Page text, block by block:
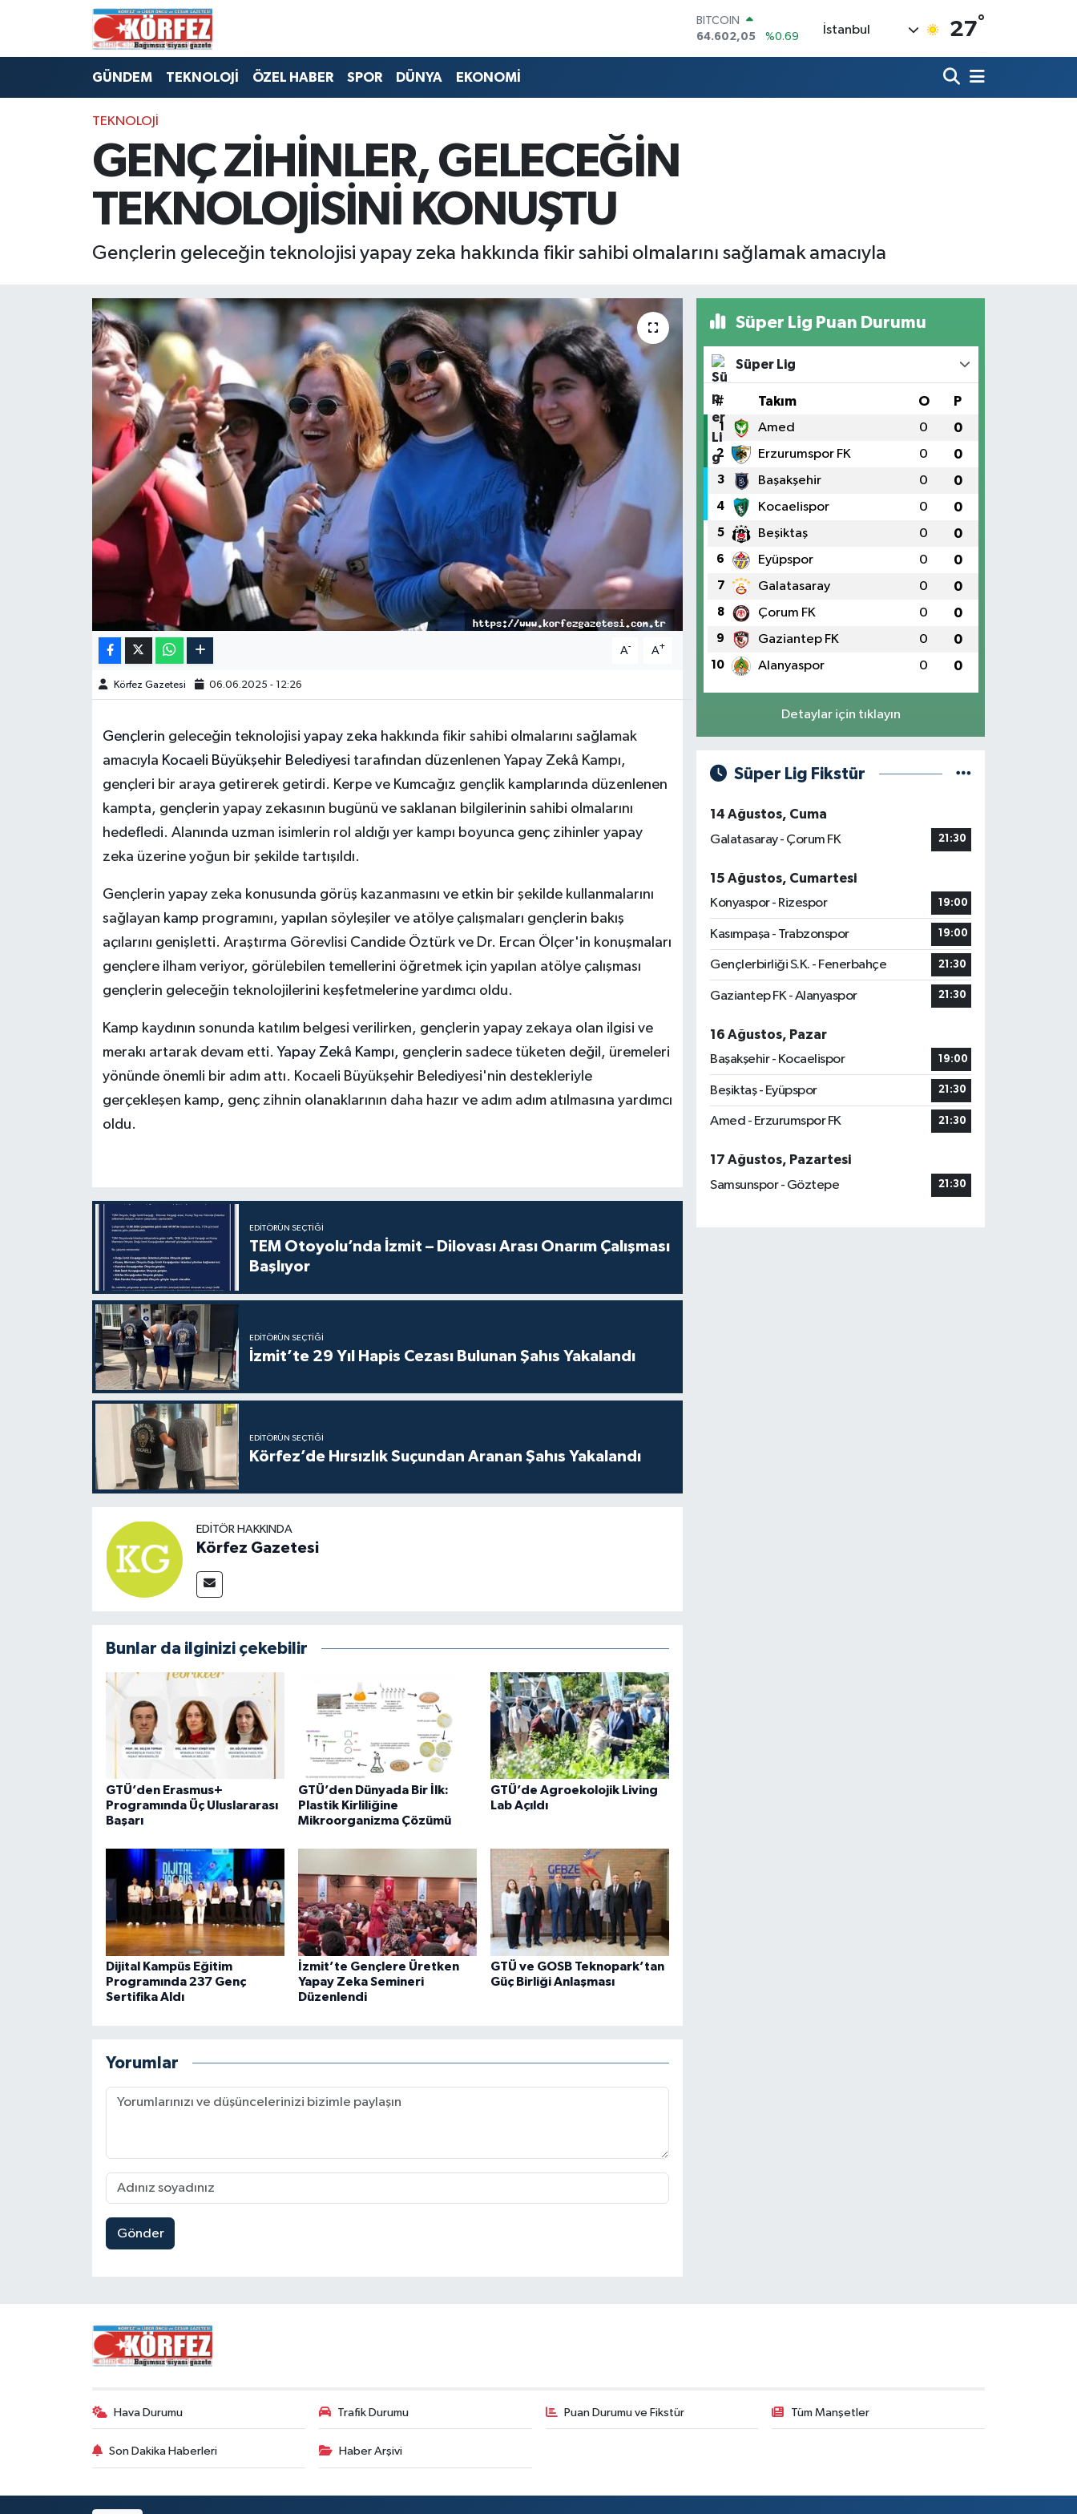
BITCOIN
64.602,05
%0.69
55,0250
%0.02
İstanbul 27°
GÜNDEM TEKNOLOJİ ÖZEL HABER SPOR DÜNYA EKONOMİ
TEKNOLOJİ
GENÇ ZİHİNLER, GELECEĞİN
TEKNOLOJİSİNİ KONUŞTU
Gençlerin geleceğin teknolojisi yapay zeka hakkında fikir sahibi olmalarını sağlamak amacıyla
A- A+
Körfez Gazetesi 06.06.2025 - 12:26
Gençlerin geleceğin teknolojisi yapay zeka hakkında fikir sahibi olmalarını sağlamak
amacıyla Kocaeli Büyükşehir Belediyesi tarafından düzenlenen Yapay Zekâ Kampı,
gençleri bir araya getirerek getirdi. Kerpe ve Kumcağız gençlik kamplarında düzenlenen
kampta, gençlerin yapay zekasının bugünü ve saklanan bilgilerinin sahibi olmalarını
hedefledi. Alanında uzman isimlerin rol aldığı yer kampı boyunca genç zihinler yapay
zeka üzerine yoğun bir şekilde tartışıldı.
Gençlerin yapay zeka konusunda görüş kazanmasını ve etkin bir şekilde kullanmalarını
sağlayan kamp programını, yapılan söyleşiler ve atölye çalışmaları gençlerin bakış
açılarını genişletti. Araştırma Görevlisi Candide Öztürk ve Dr. Ercan Ölçer'in konuşmaları
gençlere ilham veriyor, görülebilen temellerini öğretmek için yapılan atölye çalışması
gençlerin geleceğin teknolojilerini keşfetmelerine yardımcı oldu.
Kamp kaydının sonunda katılım belgesi verilirken, gençlerin yapay zekaya olan ilgisi ve
merakı artarak devam etti. Yapay Zekâ Kampı, gençlerin sadece tüketen değil, üremeleri
yönünde önemli bir adım attı. Kocaeli Büyükşehir Belediyesi'nin destekleriyle
gerçekleşen kamp, ​​genç zihnin olanaklarının daha hazır ve adım adım atılmasına yardımcı
oldu.
EDITÖRÜN SEÇTIĞI
TEM Otoyolu’nda İzmit – Dilovası Arası Onarım Çalışması
Başlıyor
EDITÖRÜN SEÇTIĞI
İzmit’te 29 Yıl Hapis Cezası Bulunan Şahıs Yakalandı
EDITÖRÜN SEÇTIĞI
Körfez’de Hırsızlık Suçundan Aranan Şahıs Yakalandı
EDITÖR HAKKINDA
Körfez Gazetesi
Bunlar da ilginizi çekebilir
GTÜ’den Erasmus+
Programında Üç Uluslararası
Başarı
GTÜ’den Dünyada Bir İlk:
Plastik Kirliliğine
Mikroorganizma Çözümü
GTÜ’de Agroekolojik Living
Lab Açıldı
Dijital Kampüs Eğitim
Programında 237 Genç
Sertifika Aldı
İzmit’te Gençlere Üretken
Yapay Zeka Semineri
Düzenlendi
GTÜ ve GOSB Teknopark’tan
Güç Birliği Anlaşması
Yorumlar
Gönder
Süper Lig Puan Durumu
Süper Lig
# Takım O P
1 Amed 0 0
2 Erzurumspor FK 0 0
3 Başakşehir 0 0
4 Kocaelispor 0 0
5 Beşiktaş 0 0
6 Eyüpspor 0 0
7 Galatasaray 0 0
8 Çorum FK 0 0
9 Gaziantep FK 0 0
10 Alanyaspor 0 0
Detaylar için tıklayın
Süper Lig Fikstür
14 Ağustos, Cuma
Galatasaray - Çorum FK
21:30
15 Ağustos, Cumartesi
Konyaspor - Rizespor
19:00
Kasımpaşa - Trabzonspor 19:00
Gençlerbirliği S.K. - Fenerbahçe 21:30
Gaziantep FK - Alanyaspor 21:30
16 Ağustos, Pazar
Başakşehir - Kocaelispor
19:00
Beşiktaş - Eyüpspor 21:30
Amed - Erzurumspor FK 21:30
17 Ağustos, Pazartesi
Samsunspor - Göztepe
21:30
Hava Durumu Trafik Durumu Puan Durumu ve Fikstür Tüm Manşetler
Son Dakika Haberleri Haber Arşivi
Hava Durumu
Trafik Durumu
Süper Lig Puan Durumu ve Fikstür
Son Dakika Haberleri